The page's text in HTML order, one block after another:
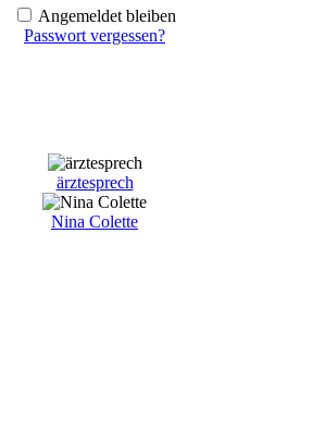
Angemeldet bleiben
Passwort vergessen?
ärztesprech
Nina Colette